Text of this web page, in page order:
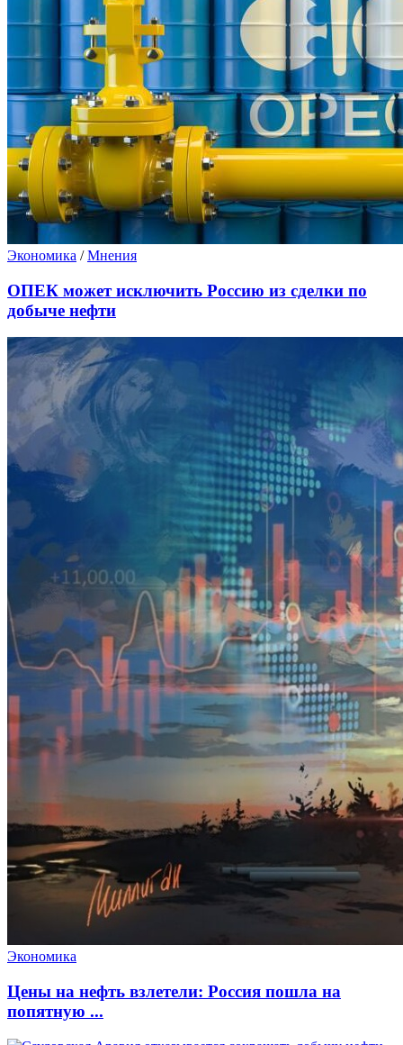
Экономика /Мнения
ОПЕК может исключить Россию из сделки по
добыче нефти
Экономика
Цены на нефть взлетели: Россия пошла на
попятную ...